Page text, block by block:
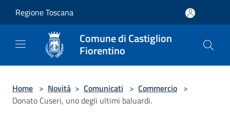
Regione Toscana
Comune di Castiglion
Fiorentino
Home > Novità > Comunicati > Commercio >
Donato Cuseri, uno degli ultimi baluardi.